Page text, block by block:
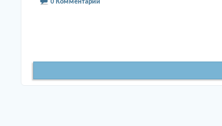
0 Комментарии